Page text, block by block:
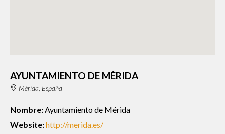
AYUNTAMIENTO DE MÉRIDA
Mérida, España
Nombre: Ayuntamiento de Mérida
Website:http://merida.es/